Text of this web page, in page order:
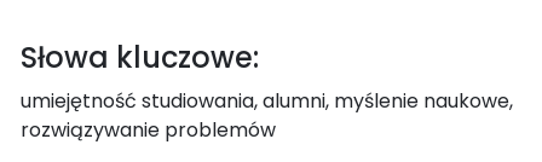
Słowa kluczowe:
umiejętność studiowania, alumni, myślenie naukowe,
rozwiązywanie problemów